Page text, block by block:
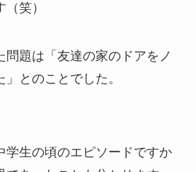
笑）
問題は「友達の家のドアをノ
とのことでした。
学生の頃のエピソードですか